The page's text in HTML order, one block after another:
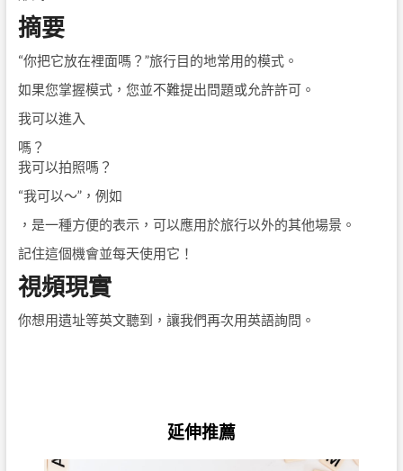
摘要
“你把它放在裡面嗎？”旅行目的地常用的模式。
如果您掌握模式，您並不難提出問題或允許許可。
我可以進入
嗎？
我可以拍照嗎？
“我可以〜”，例如
，是一種方便的表示，可以應用於旅行以外的其他場景。
記住這個機會並每天使用它！
視頻現實
你想用遺址等英文聽到，讓我們再次用英語詢問。
延伸推薦